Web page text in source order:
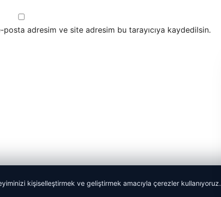
posta adresim ve site adresim bu tarayıcıya kaydedilsin.
kişiselleştirmek ve geliştirmek amacıyla çerezler kullanıyoruz.